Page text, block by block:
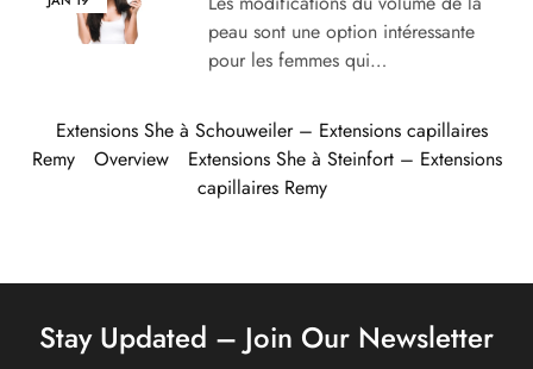
peau sont une option intéressante
pour les femmes qui…
Extensions She à Schouweiler – Extensions capillaires
Remy
Overview
Extensions She à Steinfort – Extensions
capillaires Remy
Stay Updated – Join Our Newsletter